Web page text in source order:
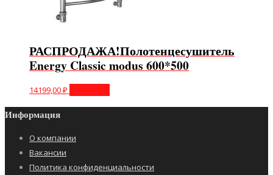
РАСПРОДАЖА!Полотенцесушитель
Energy Classic modus 600*500
14199,00₽
Информация
О компании
Вакансии
Политика конфиденциальности